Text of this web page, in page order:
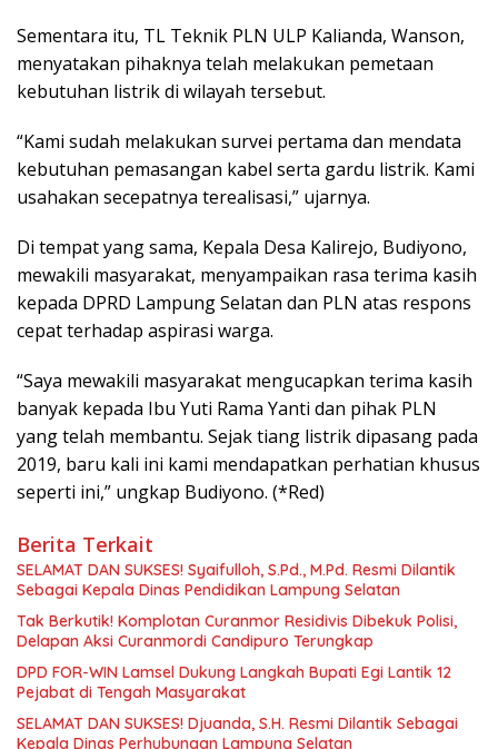
Sementara itu, TL Teknik PLN ULP Kalianda, Wanson,
menyatakan pihaknya telah melakukan pemetaan
kebutuhan listrik di wilayah tersebut.
“Kami sudah melakukan survei pertama dan mendata
kebutuhan pemasangan kabel serta gardu listrik. Kami
usahakan secepatnya terealisasi,” ujarnya.
Di tempat yang sama, Kepala Desa Kalirejo, Budiyono,
mewakili masyarakat, menyampaikan rasa terima kasih
kepada DPRD Lampung Selatan dan PLN atas respons
cepat terhadap aspirasi warga.
“Saya mewakili masyarakat mengucapkan terima kasih
banyak kepada Ibu Yuti Rama Yanti dan pihak PLN
yang telah membantu. Sejak tiang listrik dipasang pada
2019, baru kali ini kami mendapatkan perhatian khusus
seperti ini,” ungkap Budiyono. (*Red)
Berita Terkait
SELAMAT DAN SUKSES! Syaifulloh, S.Pd., M.Pd. Resmi Dilantik
Sebagai Kepala Dinas Pendidikan Lampung Selatan
Tak Berkutik! Komplotan Curanmor Residivis Dibekuk Polisi,
Delapan Aksi Curanmordi Candipuro Terungkap
DPD FOR-WIN Lamsel Dukung Langkah Bupati Egi Lantik 12
Pejabat di Tengah Masyarakat
SELAMAT DAN SUKSES! Djuanda, S.H. Resmi Dilantik Sebagai
Kepala Dinas Perhubungan Lampung Selatan